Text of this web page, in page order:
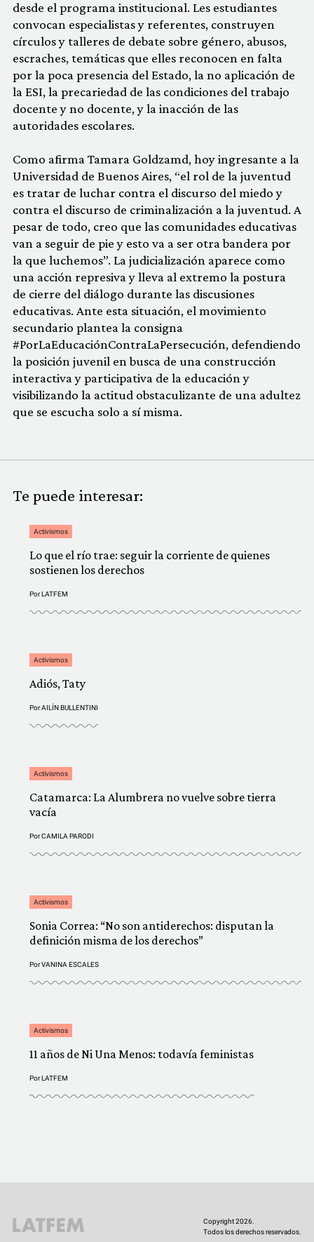
desde el programa institucional. Les estudiantes
convocan especialistas y referentes, construyen
círculos y talleres de debate sobre género, abusos,
escraches, temáticas que elles reconocen en falta
por la poca presencia del Estado, la no aplicación de
la ESI, la precariedad de las condiciones del trabajo
docente y no docente, y la inacción de las
autoridades escolares.
Como afirma Tamara Goldzamd, hoy ingresante a la
Universidad de Buenos Aires, “el rol de la juventud
es tratar de luchar contra el discurso del miedo y
contra el discurso de criminalización a la juventud. A
pesar de todo, creo que las comunidades educativas
van a seguir de pie y esto va a ser otra bandera por
la que luchemos”. La judicialización aparece como
una acción represiva y lleva al extremo la postura
de cierre del diálogo durante las discusiones
educativas. Ante esta situación, el movimiento
secundario plantea la consigna
#PorLaEducaciónContraLaPersecución, defendiendo
la posición juvenil en busca de una construcción
interactiva y participativa de la educación y
visibilizando la actitud obstaculizante de una adultez
que se escucha solo a sí misma.
Te puede interesar:
Activismos
Lo que el río trae: seguir la corriente de quienes
sostienen los derechos
PorLATFEM
Activismos
Adiós, Taty
PorAILÍN BULLENTINI
Activismos
Catamarca: La Alumbrera no vuelve sobre tierra
vacía
PorCAMILA PARODI
Activismos
Sonia Correa: “No son antiderechos: disputan la
definición misma de los derechos”
PorVANINA ESCALES
Activismos
11 años de Ni Una Menos: todavía feministas
PorLATFEM
Copyright 2026.
Todos los derechos reservados.